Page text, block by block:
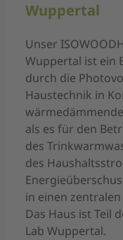
Wuppertal
Unser
Wuppertal ist ein
durch die
Haustechnik in
als es für den
des
des
in einen
Das Haus ist Teil
Lab Wuppertal.